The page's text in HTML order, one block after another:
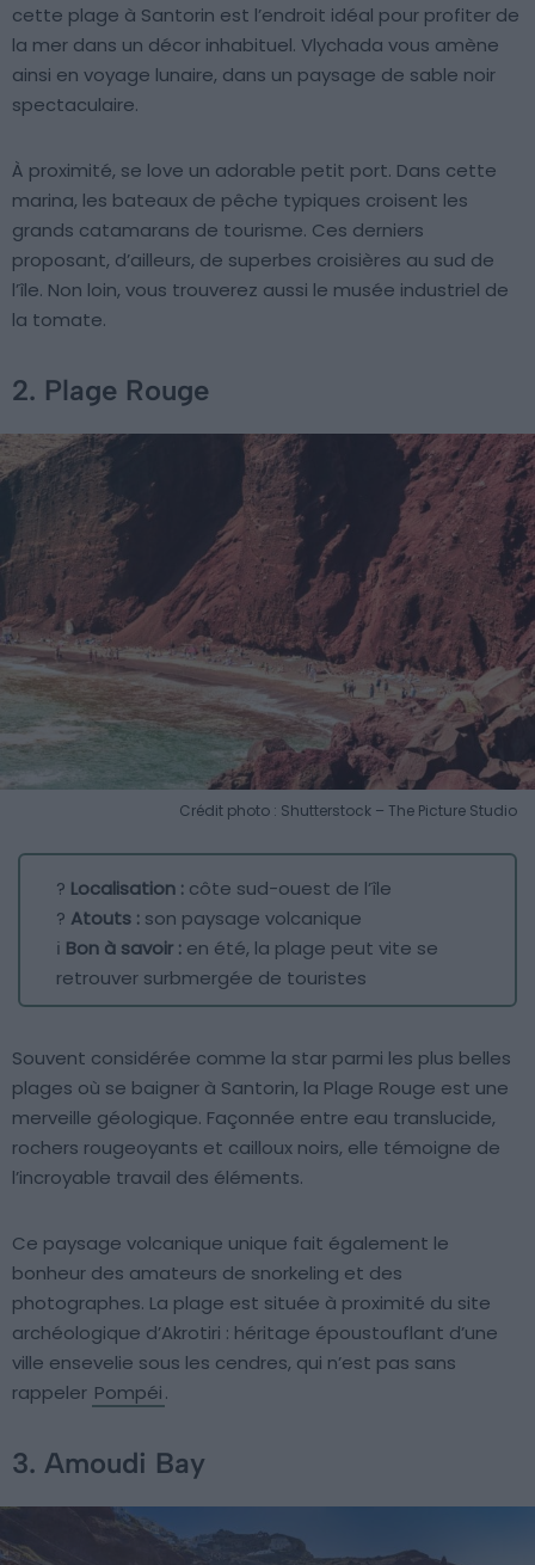
cette plage à Santorin est l’endroit idéal pour profiter de
la mer dans un décor inhabituel. Vlychada vous amène
ainsi en voyage lunaire, dans un paysage de sable noir
spectaculaire.
À proximité, se love un adorable petit port. Dans cette
marina, les bateaux de pêche typiques croisent les
grands catamarans de tourisme. Ces derniers
proposant, d’ailleurs, de superbes croisières au sud de
l’île. Non loin, vous trouverez aussi le musée industriel de
la tomate.
2. Plage Rouge
Crédit photo : Shutterstock – The Picture Studio
? Localisation : côte sud-ouest de l’île
? Atouts : son paysage volcanique
ℹ️ Bon à savoir : en été, la plage peut vite se
retrouver surbmergée de touristes
Souvent considérée comme la star parmi les plus belles
plages où se baigner à Santorin, la Plage Rouge est une
merveille géologique. Façonnée entre eau translucide,
rochers rougeoyants et cailloux noirs, elle témoigne de
l’incroyable travail des éléments.
Ce paysage volcanique unique fait également le
bonheur des amateurs de snorkeling et des
photographes. La plage est située à proximité du site
archéologique d’Akrotiri : héritage époustouflant d’une
ville ensevelie sous les cendres, qui n’est pas sans
rappeler Pompéi.
3. Amoudi Bay